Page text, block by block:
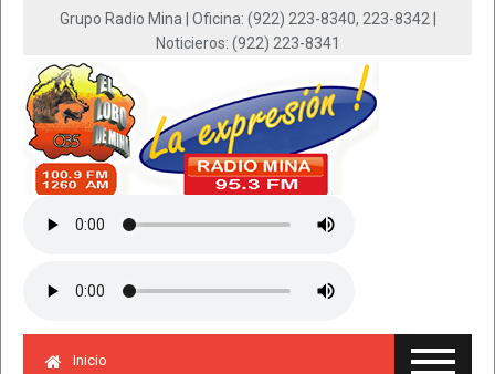
Grupo Radio Mina | Oficina: (922) 223-8340, 223-8342 |
Noticieros: (922) 223-8341
Inicio